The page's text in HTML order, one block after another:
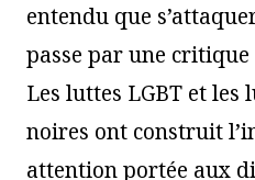
entendu que
passe par une critique
Les luttes LGBT et les
noires ont construit
attention portée aux